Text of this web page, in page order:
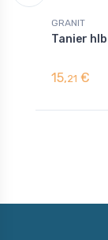
GRANIT
Tanier
15,21 €